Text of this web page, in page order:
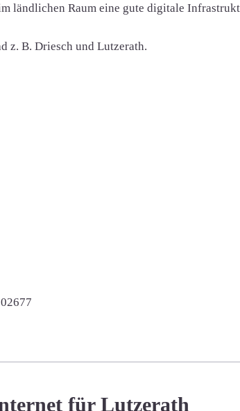
ländlichen Raum eine gute digitale
z. B. Driesch und Lutzerath.
02677
für Lutzerath